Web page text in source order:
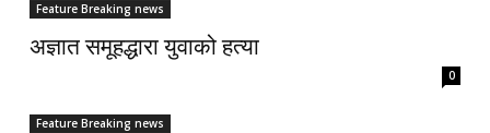
Feature Breaking news
अज्ञात समूहद्धारा युवाको हत्या
0
Feature Breaking news